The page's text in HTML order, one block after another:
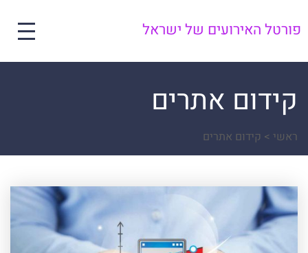
פורטל האירועים של ישראל
קידום אתרים
ראשי > קידום אתרים